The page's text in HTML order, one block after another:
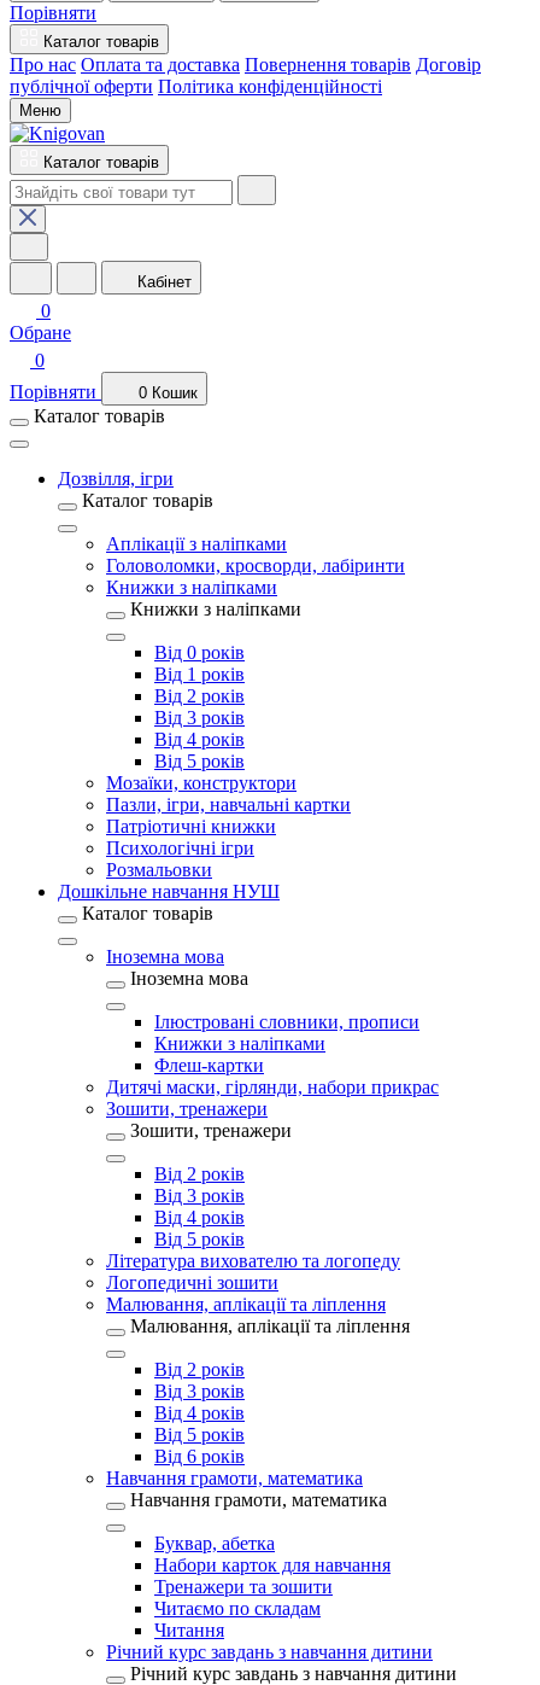
Порівняти
Каталог товарів
Про нас Оплата та доставка Повернення товарів Договір
публічної оферти Політика конфіденційності
Меню
Каталог товарів
Кабінет
0
Обране
0
Порівняти
0 Кошик
Каталог товарів
Дозвілля, ігри
Каталог товарів
Аплікації з наліпками
Головоломки, кросворди, лабіринти
Книжки з наліпками
Книжки з наліпками
Від 0 років
Від 1 років
Від 2 років
Від 3 років
Від 4 років
Від 5 років
Мозаїки, конструктори
Пазли, ігри, навчальні картки
Патріотичні книжки
Психологічні ігри
Розмальовки
Дошкільне навчання НУШ
Каталог товарів
Іноземна мова
Іноземна мова
Ілюстровані словники, прописи
Книжки з наліпками
Флеш-картки
Дитячі маски, гірлянди, набори прикрас
Зошити, тренажери
Зошити, тренажери
Від 2 років
Від 3 років
Від 4 років
Від 5 років
Література вихователю та логопеду
Логопедичні зошити
Малювання, аплікації та ліплення
Малювання, аплікації та ліплення
Від 2 років
Від 3 років
Від 4 років
Від 5 років
Від 6 років
Навчання грамоти, математика
Навчання грамоти, математика
Буквар, абетка
Набори карток для навчання
Тренажери та зошити
Читаємо по складам
Читання
Річний курс завдань з навчання дитини
Річний курс завдань з навчання дитини